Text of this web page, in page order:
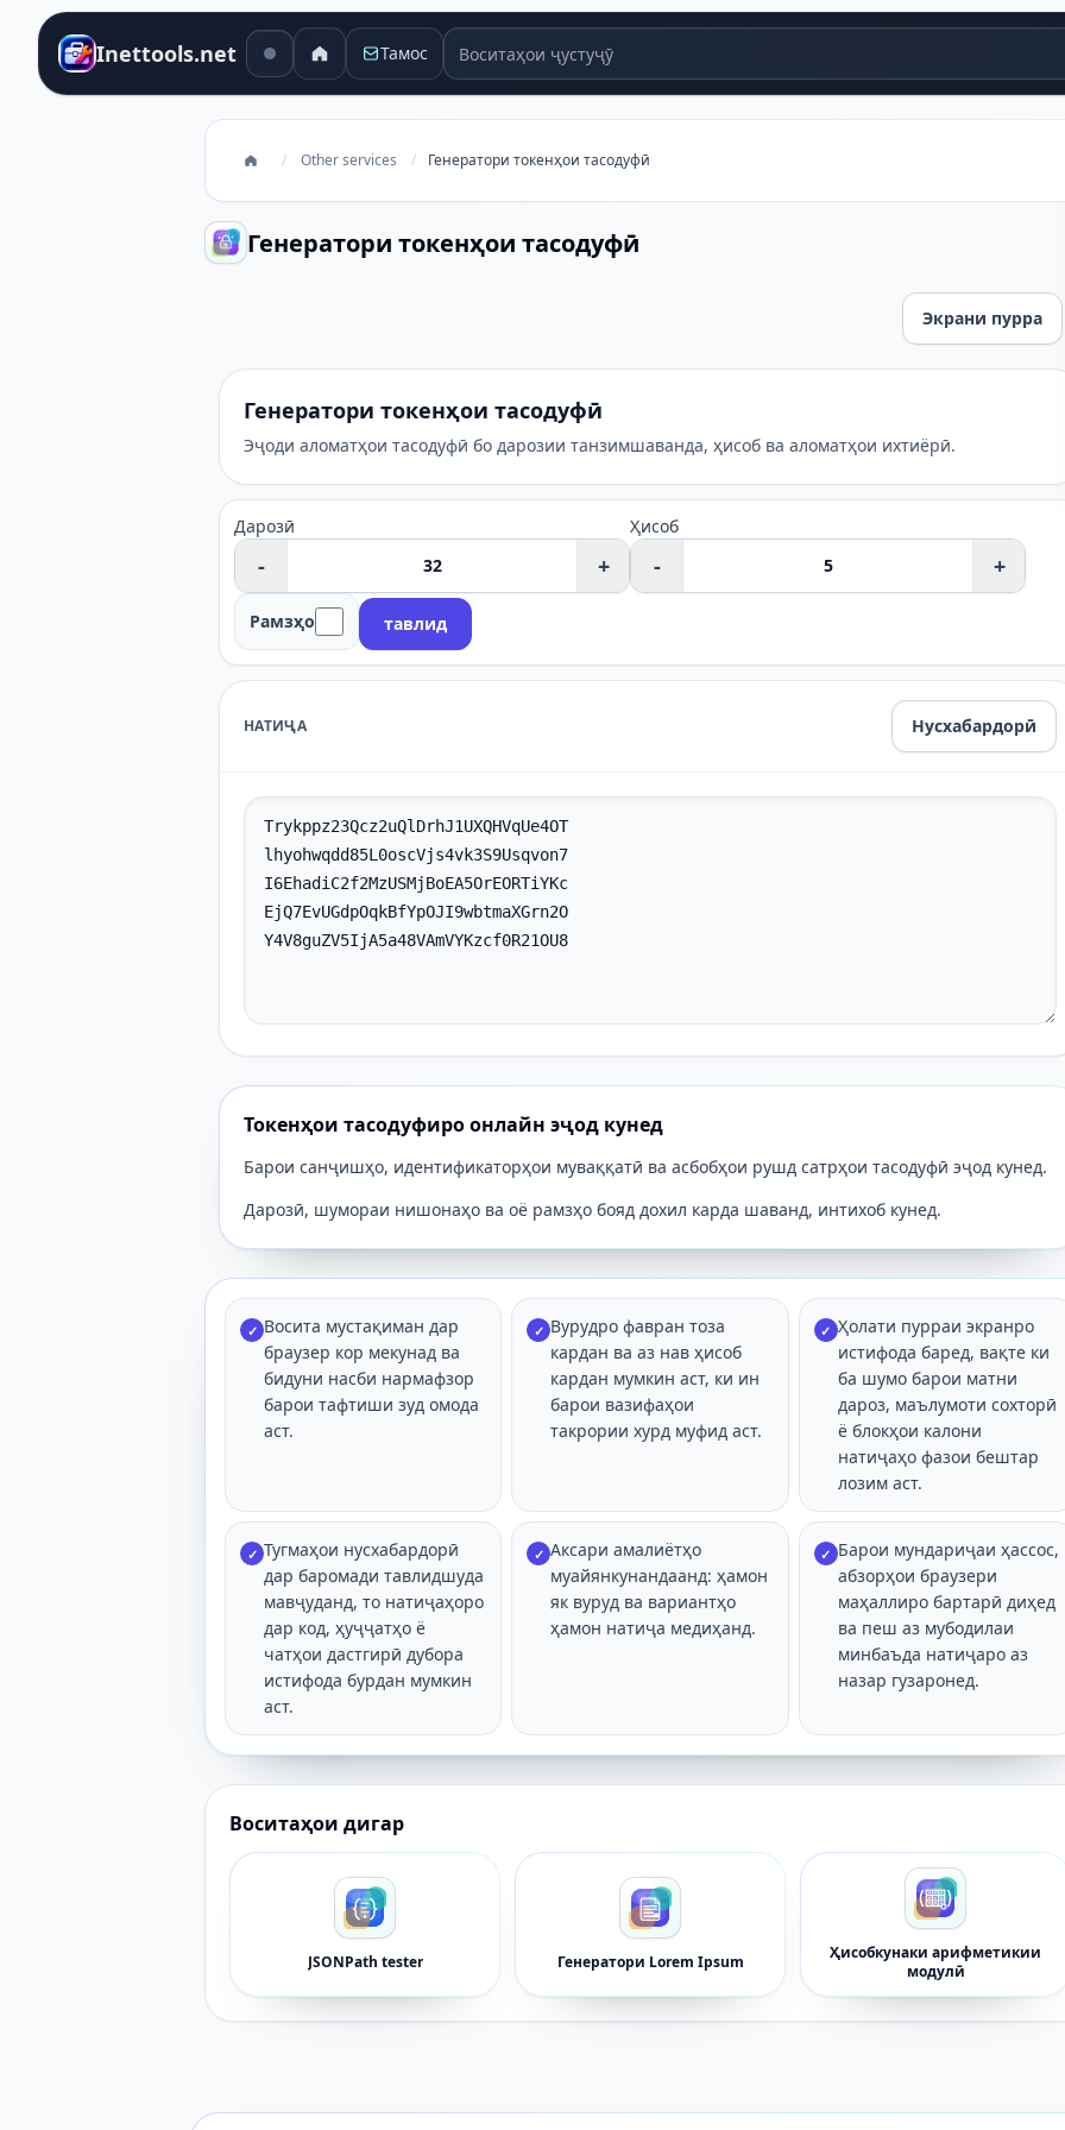
Inettools.net Тамос Воситаҳои ҷустуҷӯ
/ Other services / Генератори токенҳои тасодуфӣ
Генератори токенҳои тасодуфӣ
Экрани пурра
Генератори токенҳои тасодуфӣ
Эҷоди аломатҳои тасодуфӣ бо дарозии танзимшаванда, ҳисоб ва аломатҳои ихтиёрӣ.
Дарозӣ
- +
Ҳисоб
- +
Рамзҳо тавлид
НАТИҶА Нусхабардорӣ
Токенҳои тасодуфиро онлайн эҷод кунед
Барои санҷишҳо, идентификаторҳои муваққатӣ ва асбобҳои рушд сатрҳои тасодуфӣ эҷод кунед.
Дарозӣ, шумораи нишонаҳо ва оё рамзҳо бояд дохил карда шаванд, интихоб кунед.
✓ Восита мустақиман дар
браузер кор мекунад ва
бидуни насби нармафзор
барои тафтиши зуд омода
аст.
✓ Вурудро фавран тоза
кардан ва аз нав ҳисоб
кардан мумкин аст, ки ин
барои вазифаҳои
такрории хурд муфид аст.
✓ Ҳолати пурраи экранро
истифода баред, вақте ки
ба шумо барои матни
дароз, маълумоти сохторӣ
ё блокҳои калони
натиҷаҳо фазои бештар
лозим аст.
✓ Тугмаҳои нусхабардорӣ
дар баромади тавлидшуда
мавҷуданд, то натиҷаҳоро
дар код, ҳуҷҷатҳо ё
чатҳои дастгирӣ дубора
истифода бурдан мумкин
аст.
✓ Аксари амалиётҳо
муайянкунандаанд: ҳамон
як вуруд ва вариантҳо
ҳамон натиҷа медиҳанд.
✓ Барои мундариҷаи ҳассос,
абзорҳои браузери
маҳаллиро бартарӣ диҳед
ва пеш аз мубодилаи
минбаъда натиҷаро аз
назар гузаронед.
Воситаҳои дигар
JSONPath tester Генератори Lorem Ipsum
Ҳисобкунаки арифметикии
модулӣ